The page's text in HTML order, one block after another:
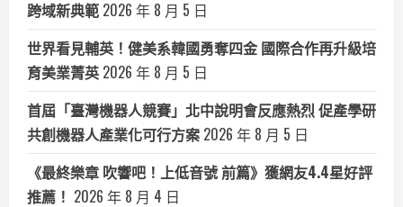
跨域新典範 2026 年 8 月 5 日
世界看見輔英！健美系韓國勇奪四金 國際合作再升級培
育美業菁英 2026 年 8 月 5 日
首屆「臺灣機器人競賽」北中說明會反應熱烈 促產學研
共創機器人產業化可行方案 2026 年 8 月 5 日
《最終樂章 吹響吧！上低音號 前篇》獲網友4.4星好評
推薦！ 2026 年 8 月 4 日